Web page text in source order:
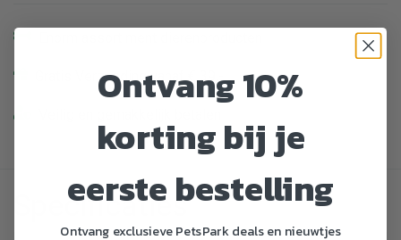
Gratis Verzending vanaf € 39,-
Specificaties
Ontvang 10%
korting bij je
eerste bestelling
Ontvang exclusieve PetsPark deals en nieuwtjes